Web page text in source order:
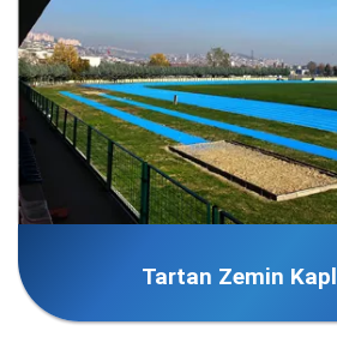
Tartan Zemin